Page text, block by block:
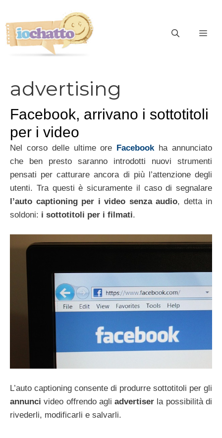
contenuto
advertising
Facebook, arrivano i sottotitoli
per i video
Nel corso delle ultime ore Facebookha annunciato
che ben presto saranno introdotti nuovi strumenti
pensati per catturare ancora di più l’attenzione degli
utenti. Tra questi è sicuramente il caso di segnalare
l’auto captioning per i video senza audio, detta in
soldoni: i sottotitoli per i filmati.
L’auto captioning consente di produrre sottotitoli per gli
annunci video offrendo agliadvertiser la possibilità di
rivederli, modificarli e salvarli.